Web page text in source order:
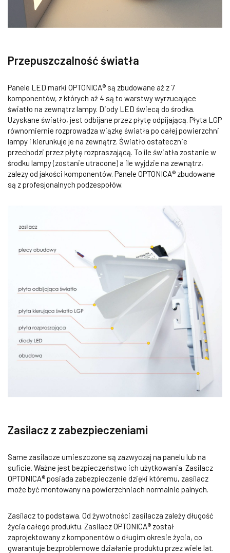
Przepuszczalność światła
Panele LED marki OPTONICA® są zbudowane aż z 7
komponentów, z których aż 4 są to warstwy wyrzucające
światło na zewnątrz lampy. Diody LED świecą do środka.
Uzyskane światło, jest odbijane przez płytę odpijającą. Płyta LGP
równomiernie rozprowadza wiązkę światła po całej powierzchni
lampy i kierunkuje je na zewnątrz. Światło ostatecznie
przechodzi przez płytę rozpraszającą. To ile światła zostanie w
środku lampy (zostanie utracone) a ile wyjdzie na zewnątrz,
zalezy od jakości komponentów. Panele OPTONICA® zbudowane
są z profesjonalnych podzespołów.
Zasilacz z zabezpieczeniami
Same zasilacze umieszczone są zazwyczaj na panelu lub na
suficie. Ważne jest bezpieczeństwo ich użytkowania. Zasilacz
OPTONICA® posiada zabezpieczenie dzięki któremu, zasilacz
może być montowany na powierzchniach normalnie palnych.
Zasilacz to podstawa. Od żywotności zasilacza zależy długość
życia całego produktu. Zasilacz OPTONICA® został
zaprojektowany z komponentów o długim okresie życia, co
gwarantuje bezproblemowe działanie produktu przez wiele lat.